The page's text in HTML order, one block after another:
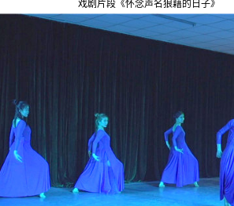
戏剧片段《怀念声名狼藉的日子》